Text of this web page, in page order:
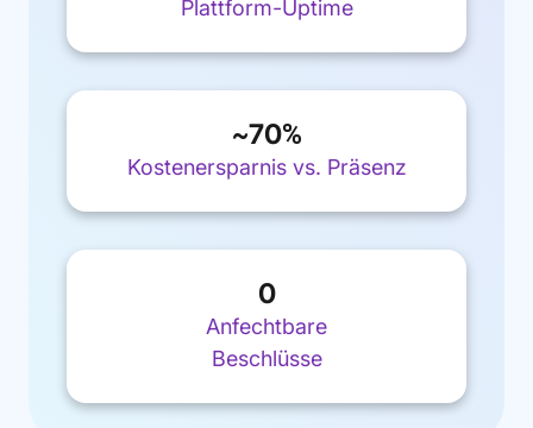
Plattform-Uptime
~70%
Kostenersparnis vs. Präsenz
0
Anfechtbare
Beschlüsse